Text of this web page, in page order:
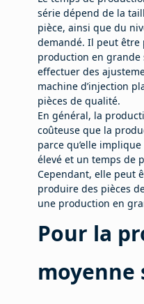
série dépend de la
pièce, ainsi que du
demandé. Il peut
production en
effectuer des
machine d’injection
pièces de qualité.
En général, la
coûteuse que la
parce qu’elle
élevé et un temps de
Cependant, elle peut
produire des pièces
une production en
Pour la
moyenne